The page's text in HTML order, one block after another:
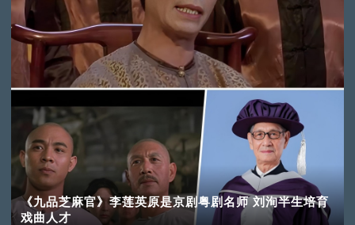
《九品芝麻官》李莲英原是京剧粤剧名师 刘洵半生培育
戏曲人才